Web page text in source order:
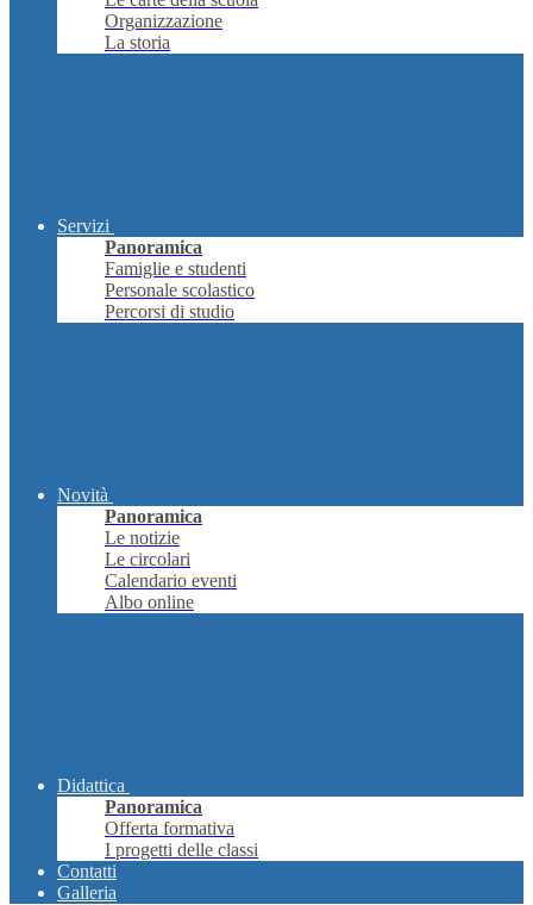
Organizzazione
La storia
Servizi
Panoramica
Famiglie e studenti
Personale scolastico
Percorsi di studio
Novità
Panoramica
Le notizie
Le circolari
Calendario eventi
Albo online
Didattica
Panoramica
Offerta formativa
I progetti delle classi
Contatti
Galleria